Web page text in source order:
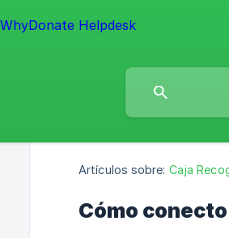
Artículos sobre: Caja
Cómo